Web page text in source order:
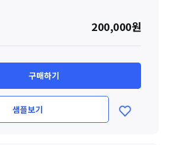
200,000원
구매하기
샘플보기